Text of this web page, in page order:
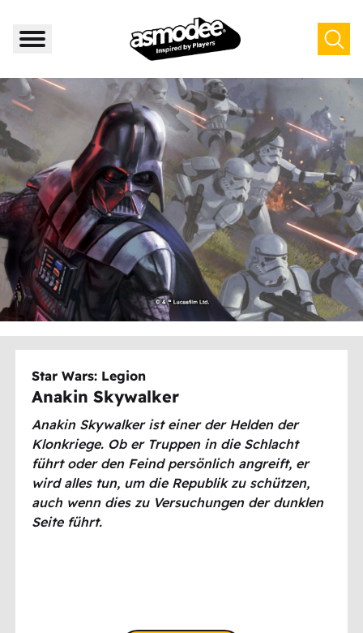
Star Wars: Legion
Anakin Skywalker
Anakin Skywalker ist einer der Helden der
Klonkriege. Ob er Truppen in die Schlacht
führt oder den Feind persönlich angreift, er
wird alles tun, um die Republik zu schützen,
auch wenn dies zu Versuchungen der dunklen
Seite führt.